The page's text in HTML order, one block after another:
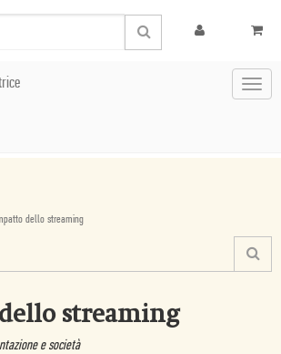
dello streaming
streaming
e società